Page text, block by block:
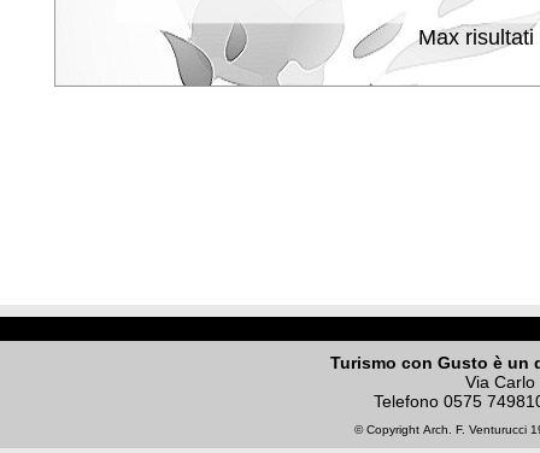
Max risultati
Turismo con Gusto è un
Via
Telefono 0575
© Copyright Arch. F. Venturucci